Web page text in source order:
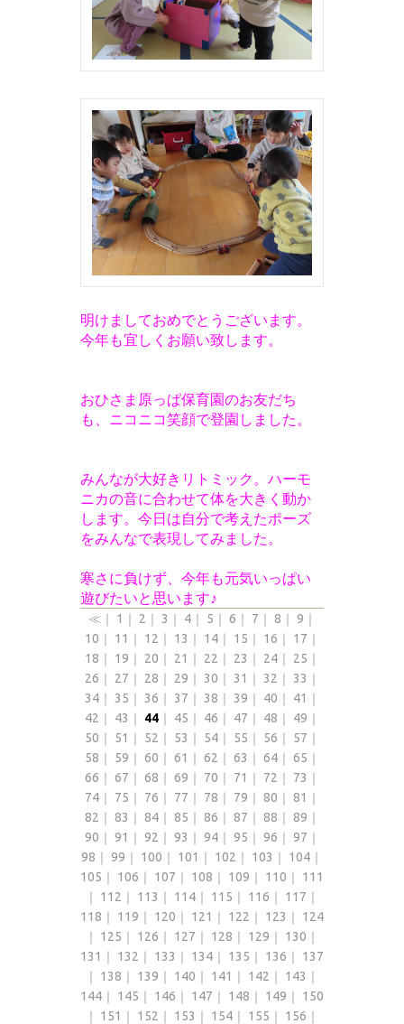
明けましておめでとうございます。
今年も宜しくお願い致します。
おひさま原っぱ保育園のお友だち
も、ニコニコ笑顔で登園しました。
みんなが大好きリトミック。ハーモ
ニカの音に合わせて体を大きく動か
します。 今日は自分で考えたポーズ
をみんなで表現してみました。
寒さに負けず、今年も元気いっぱい
遊びたいと思います♪
≪｜ 1 ｜ 2 ｜ 3 ｜ 4｜ 5 ｜ 6 ｜ 7 ｜ 8 ｜ 9 ｜
10 ｜ 11 ｜ 12 ｜ 13 ｜ 14｜ 15 ｜ 16 ｜ 17 ｜
18 ｜ 19 ｜ 20 ｜ 21 ｜ 22 ｜ 23 ｜ 24｜ 25 ｜
26 ｜ 27 ｜ 28 ｜ 29 ｜ 30 ｜ 31 ｜ 32 ｜ 33 ｜
34｜ 35 ｜ 36 ｜ 37 ｜ 38 ｜ 39 ｜ 40 ｜ 41 ｜
42 ｜ 43 ｜ 44｜ 45 ｜ 46 ｜ 47 ｜ 48 ｜ 49 ｜
50 ｜ 51 ｜ 52 ｜ 53 ｜ 54｜ 55 ｜ 56 ｜ 57 ｜
58 ｜ 59 ｜ 60 ｜ 61 ｜ 62 ｜ 63 ｜ 64｜ 65 ｜
66 ｜ 67 ｜ 68 ｜ 69 ｜ 70 ｜ 71 ｜ 72 ｜ 73 ｜
74｜ 75 ｜ 76 ｜ 77 ｜ 78 ｜ 79 ｜ 80 ｜ 81 ｜
82 ｜ 83 ｜ 84｜ 85 ｜ 86 ｜ 87 ｜ 88 ｜ 89 ｜
90 ｜ 91 ｜ 92 ｜ 93 ｜ 94｜ 95 ｜ 96 ｜ 97 ｜
98 ｜ 99 ｜ 100 ｜ 101 ｜ 102 ｜ 103 ｜ 104 ｜
105 ｜ 106 ｜ 107 ｜ 108 ｜ 109 ｜ 110 ｜ 111
｜ 112 ｜ 113 ｜ 114 ｜ 115 ｜ 116 ｜ 117 ｜
118 ｜ 119 ｜ 120 ｜ 121 ｜ 122 ｜ 123 ｜ 124
｜ 125 ｜ 126 ｜ 127 ｜ 128 ｜ 129 ｜ 130 ｜
131 ｜ 132 ｜ 133 ｜ 134 ｜ 135 ｜ 136 ｜ 137
｜ 138 ｜ 139 ｜ 140 ｜ 141 ｜ 142 ｜ 143 ｜
144 ｜ 145 ｜ 146 ｜ 147 ｜ 148 ｜ 149 ｜ 150
｜ 151 ｜ 152 ｜ 153 ｜ 154 ｜ 155 ｜ 156 ｜